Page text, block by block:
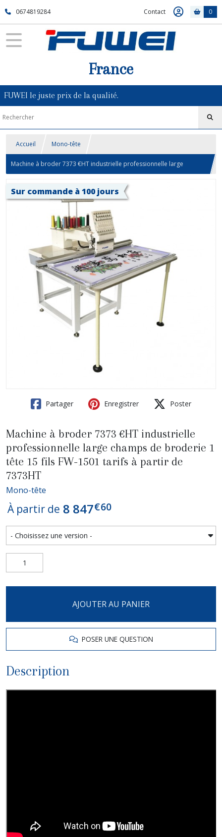
0674819284 Contact 0
France
FUWEI le juste prix de la qualité.
Accueil Mono-tête
Machine à broder 7373 €HT industrielle professionnelle large
champs de broderie 1 tête 15 fils FW-1501 tarifs à partir de 7373HT
Sur commande à 100 jours
Partager Enregistrer Poster
Machine à broder 7373 €HT industrielle
professionnelle large champs de broderie 1
tête 15 fils FW-1501 tarifs à partir de
7373HT
Mono-tête
À partir de 8 847€60
AJOUTER AU PANIER
POSER UNE QUESTION
Description